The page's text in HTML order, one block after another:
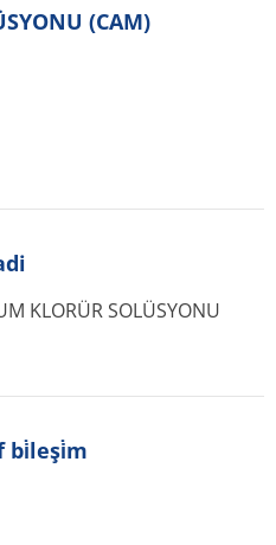
(CAM)
KLORÜR SOLÜSYONU
bi̇leşi̇m